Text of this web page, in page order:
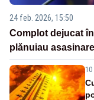
24 feb. 2026, 15:50
Complot dejucat
plănuiau
10